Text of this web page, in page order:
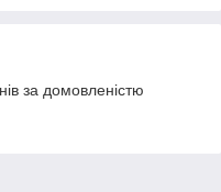
за домовленістю